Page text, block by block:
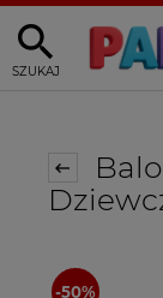
SZUKAJ